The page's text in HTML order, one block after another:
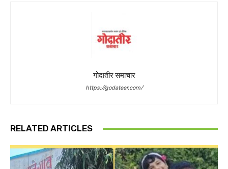
गोदातीर समाचार
https://godateer.com/
RELATED ARTICLES